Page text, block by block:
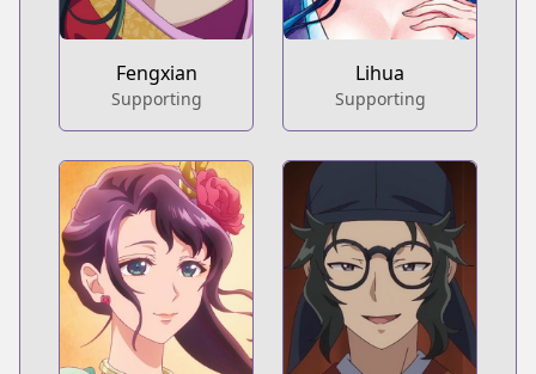
Fengxian
Supporting
Lihua
Supporting